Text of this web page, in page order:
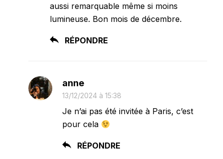
aussi remarquable même si moins
lumineuse. Bon mois de décembre.
RÉPONDRE
anne
13/12/2024 à 15:38
Je n’ai pas été invitée à Paris, c’est
pour cela
RÉPONDRE